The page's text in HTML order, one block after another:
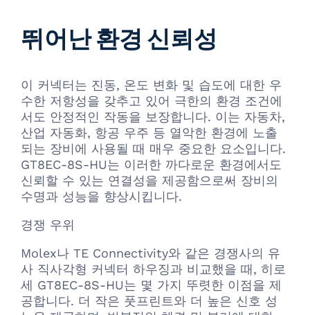
뛰어난 환경 신뢰성
이 커넥터는 진동, 온도 변화 및 습도에 대한 우
수한 저항성을 갖추고 있어 극한의 환경 조건에
서도 안정적인 작동을 보장합니다. 이는 자동차,
산업 자동화, 항공 우주 등 열악한 환경에 노출
되는 장비에 사용될 때 매우 중요한 요소입니다.
GT8EC-8S-HU는 이러한 까다로운 환경에서도
신뢰할 수 있는 연결성을 제공함으로써 장비의
수명과 성능을 향상시킵니다.
경쟁 우위
Molex나 TE Connectivity와 같은 경쟁사의 유
사 직사각형 커넥터 하우징과 비교했을 때, 히로
세 GT8EC-8S-HU는 몇 가지 뚜렷한 이점을 제
공합니다. 더 작은 풋프린트와 더 높은 신호 성